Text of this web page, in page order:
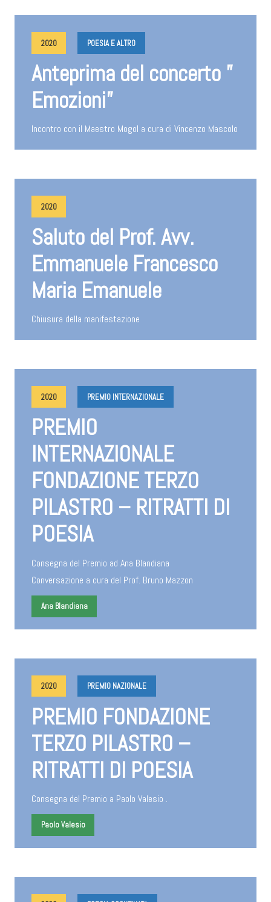
2020 POESIA E ALTRO
Anteprima del concerto ”
Emozioni”
Incontro con il Maestro Mogol a cura di Vincenzo Mascolo
2020
Saluto del Prof. Avv.
Emmanuele Francesco
Maria Emanuele
Chiusura della manifestazione
2020 PREMIO INTERNAZIONALE
PREMIO
INTERNAZIONALE
FONDAZIONE TERZO
PILASTRO – RITRATTI DI
POESIA
Consegna del Premio ad Ana Blandiana
Conversazione a cura del Prof. Bruno Mazzon
Ana Blandiana
2020 PREMIO NAZIONALE
PREMIO FONDAZIONE
TERZO PILASTRO –
RITRATTI DI POESIA
Consegna del Premio a Paolo Valesio .
Paolo Valesio